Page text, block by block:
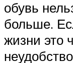
обувь
больше.
жизни это